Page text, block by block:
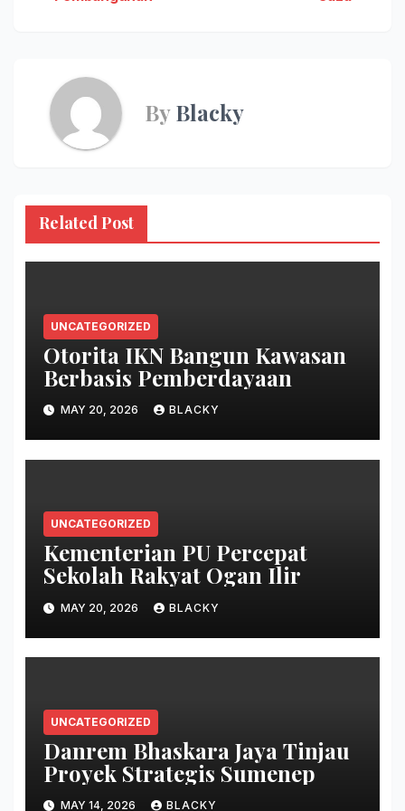
ByBlacky
Related Post
UNCATEGORIZED
Otorita IKN Bangun Kawasan
Berbasis Pemberdayaan
MAY 20, 2026 BLACKY
UNCATEGORIZED
Kementerian PU Percepat
Sekolah Rakyat Ogan Ilir
MAY 20, 2026 BLACKY
UNCATEGORIZED
Danrem Bhaskara Jaya Tinjau
Proyek Strategis Sumenep
MAY 14, 2026 BLACKY